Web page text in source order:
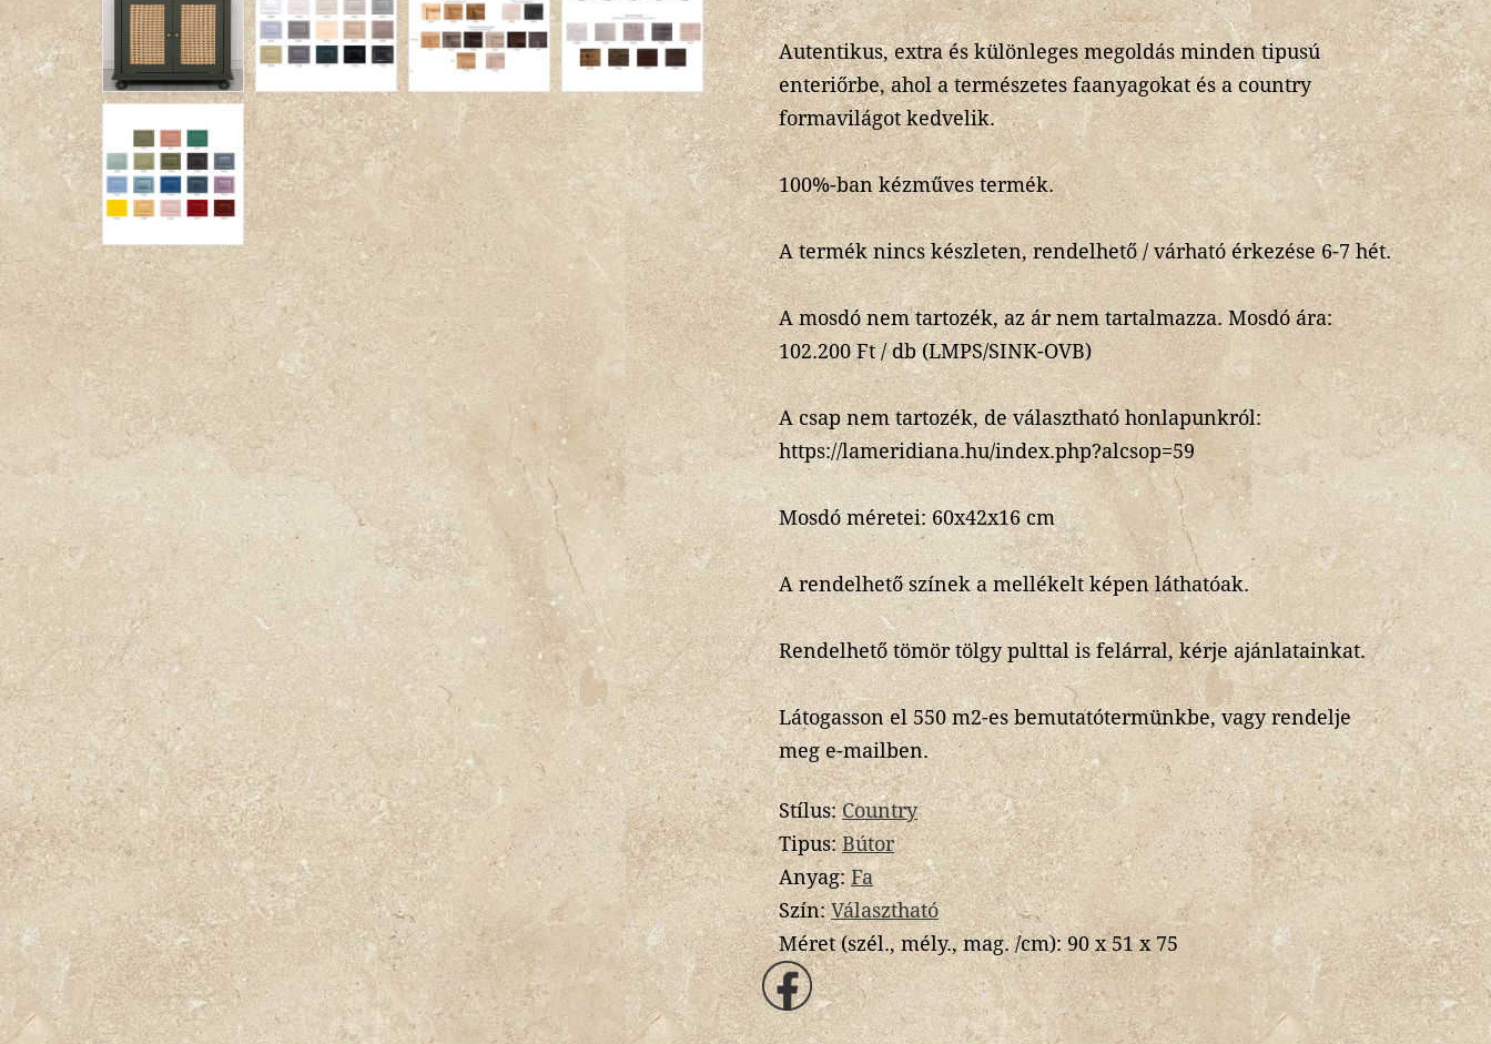
Autentikus, extra és különleges megoldás minden tipusú
enteriőrbe, ahol a természetes faanyagokat és a country
formavilágot kedvelik.
100%-ban kézműves termék.
A termék nincs készleten, rendelhető / várható érkezése 6-7 hét.
A mosdó nem tartozék, az ár nem tartalmazza. Mosdó ára:
102.200 Ft / db (LMPS/SINK-OVB)
A csap nem tartozék, de választható honlapunkról:
https://lameridiana.hu/index.php?alcsop=59
Mosdó méretei: 60x42x16 cm
A rendelhető színek a mellékelt képen láthatóak.
Rendelhető tömör tölgy pulttal is felárral, kérje ajánlatainkat.
Látogasson el 550 m2-es bemutatótermünkbe, vagy rendelje
meg e-mailben.
Stílus:Country
Tipus:Bútor
Anyag:Fa
Szín:Választható
Méret (szél., mély., mag. /cm): 90 x 51 x 75